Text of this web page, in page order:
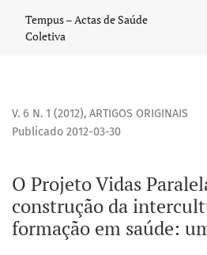
O Projeto Vidas Paralelas
Tempus – Actas de Saúde
Coletiva
V. 6 N. 1 (2012), ARTIGOS ORIGINAIS
O Projeto Vidas
construção da
formação em saúde:
Publicado 2012-03-30